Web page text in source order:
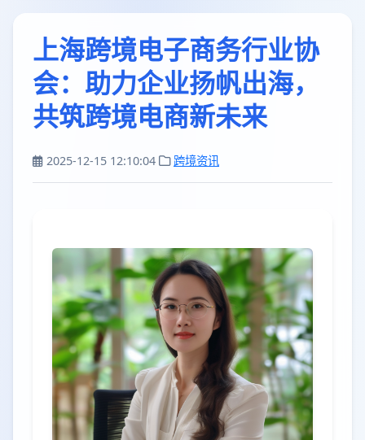
上海跨境电子商务行业协
会：助力企业扬帆出海，
共筑跨境电商新未来
2025-12-15 12:10:04 跨境资讯